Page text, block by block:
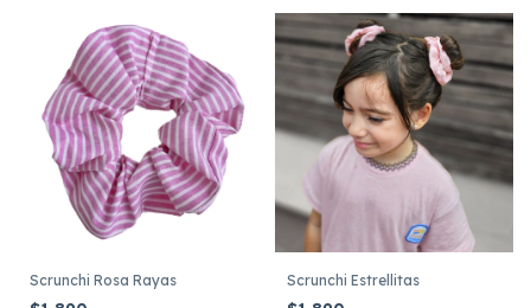
Scrunchi Rosa Rayas Scrunchi Estrellitas